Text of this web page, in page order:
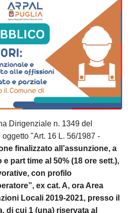
Dirigenziale n. 1349 del
oggetto "Art. 16 L. 56/1987 -
finalizzato all’assunzione, a
part time al 50% (18 ore sett.),
con profilo
ex cat. A, ora Area
Locali 2019-2021, presso il
di cui 1 (una) riservata al